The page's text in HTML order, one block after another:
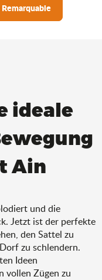
ideale
Ain
und die
Jetzt ist der perfekte
den Sattel zu
zu schlendern.
Ideen
vollen Zügen zu